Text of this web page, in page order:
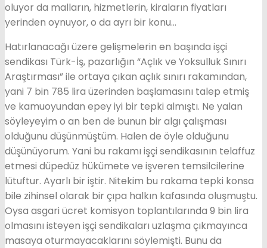
oluyor da malların, hizmetlerin, kiraların fiyatları
yerinden oynuyor, o da ayrı bir konu…
Hatırlanacağı üzere gelişmelerin en başında işçi
sendikası Türk-İş, pazarlığın “Açlık ve Yoksulluk Sınırı
Araştırması” ile ortaya çıkan açlık sınırı rakamından,
yani 7 bin 785 lira üzerinden başlamasını talep etmiş
ve kamuoyundan epey iyi bir tepki almıştı. Ne yalan
söyleyeyim o an ben de bunun bir algı çalışması
olduğunu düşünmüştüm. Halen de öyle olduğunu
düşünüyorum. Yani bu rakamı işçi sendikasının telaffuz
etmesi düpedüz hükümete ve işveren temsilcilerine
lütuftur. Ayarlı bir iştir. Nitekim bu rakama tepki konsa
bile zihinsel olarak bir çıpa halkın kafasında oluşmuştu.
Oysa asgari ücret komisyon toplantılarında 9 bin lira
olmasını isteyen işçi sendikaları uzlaşma çıkmayınca
masaya oturmayacaklarını söylemişti. Bunu da